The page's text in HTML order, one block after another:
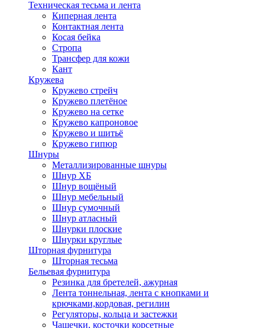
Техническая тесьма и лента
Киперная лента
Контактная лента
Косая бейка
Стропа
Трансфер для кожи
Кант
Кружева
Кружево стрейч
Кружево плетёное
Кружево на сетке
Кружево капроновое
Кружево и шитьё
Кружево гипюр
Шнуры
Металлизированные шнуры
Шнур ХБ
Шнур вощёный
Шнур мебельный
Шнур сумочный
Шнур атласный
Шнурки плоские
Шнурки круглые
Шторная фурнитура
Шторная тесьма
Бельевая фурнитура
Резинка для бретелей, ажурная
Лента тоннельная, лента с кнопками и
крючками,кордовая, регилин
Регуляторы, кольца и застежки
Чашечки, косточки корсетные